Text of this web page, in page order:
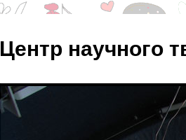
Центр научного